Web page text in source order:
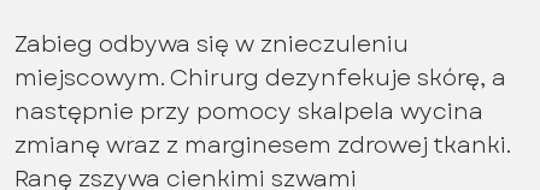
Zabieg odbywa się w znieczuleniu
miejscowym. Chirurg dezynfekuje skórę, a
następnie przy pomocy skalpela wycina
zmianę wraz z marginesem zdrowej tkanki.
Ranę zszywa cienkimi szwami